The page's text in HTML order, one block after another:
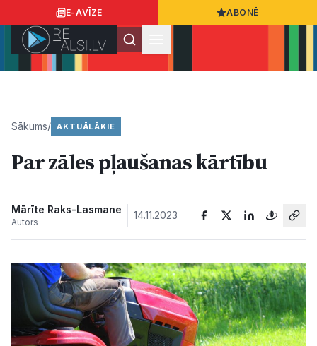
E-AVĪZE ABONĒ
Ziņas
Sabiedrība
Sports
Kultūra
Sākums/ AKTUĀLĀKIE
Par zāles pļaušanas kārtību
Mārīte Raks-Lasmane
Autors
14.11.2023